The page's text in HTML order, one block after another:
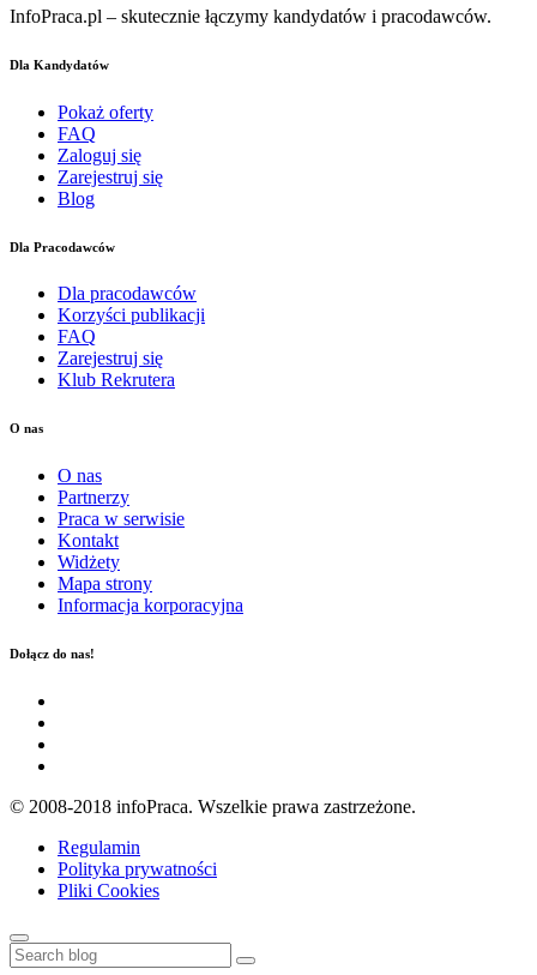
InfoPraca.pl – skutecznie łączymy kandydatów i pracodawców.
Dla Kandydatów
Pokaż oferty
FAQ
Zaloguj się
Zarejestruj się
Blog
Dla Pracodawców
Dla pracodawców
Korzyści publikacji
FAQ
Zarejestruj się
Klub Rekrutera
O nas
O nas
Partnerzy
Praca w serwisie
Kontakt
Widżety
Mapa strony
Informacja korporacyjna
Dołącz do nas!
© 2008-2018 infoPraca. Wszelkie prawa zastrzeżone.
Regulamin
Polityka prywatności
Pliki Cookies